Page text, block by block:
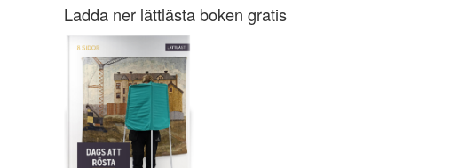
Ladda ner lättlästa boken gratis